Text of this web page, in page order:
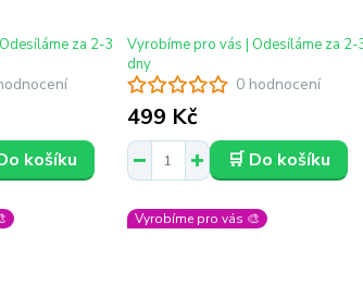
za 2-3
košíku
0 hodnocení
499 Kč
Vyrobíme pro vás | Odesíláme za 2-
dny
🛒 Do košíku
Vyrobíme pro vás 🎨